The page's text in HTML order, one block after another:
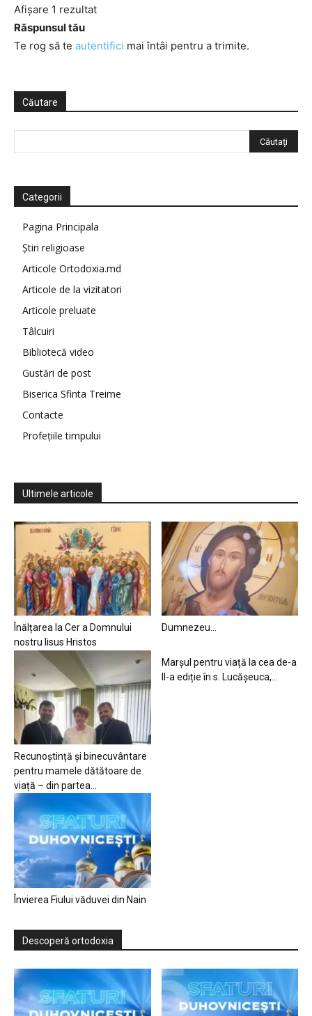
Afișare 1 rezultat
Răspunsul tău
Te rog să te autentifici mai întâi pentru a trimite.
Căutare
Categorii
Pagina Principala
Știri religioase
Articole Ortodoxia.md
Articole de la vizitatori
Articole preluate
Tâlcuiri
Bibliotecă video
Gustări de post
Biserica Sfinta Treime
Contacte
Profețiile timpului
Ultimele articole
Înălțarea la Cer a Domnului
nostru Iisus Hristos
Dumnezeu…
Recunoștință și binecuvântare
pentru mamele dătătoare de
viață – din partea...
Marșul pentru viață la cea de-a
II-a ediție în s. Lucășeuca,...
Învierea Fiului văduvei din Nain
Descoperă ortodoxia